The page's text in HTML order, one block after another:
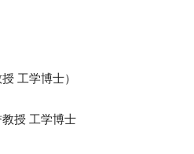
工学博士）
授 工学博士